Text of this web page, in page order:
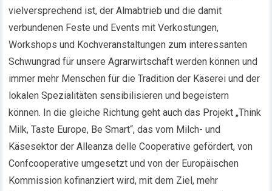
vielversprechend ist, der Almabtrieb und die damit
verbundenen Feste und Events mit Verkostungen,
Workshops und Kochveranstaltungen zum interessanten
Schwungrad für unsere Agrarwirtschaft werden können und
immer mehr Menschen für die Tradition der Käserei und der
lokalen Spezialitäten sensibilisieren und begeistern
können. In die gleiche Richtung geht auch das Projekt „Think
Milk, Taste Europe, Be Smart“, das vom Milch- und
Käsesektor der Alleanza delle Cooperative gefördert, von
Confcooperative umgesetzt und von der Europäischen
Kommission kofinanziert wird, mit dem Ziel, mehr